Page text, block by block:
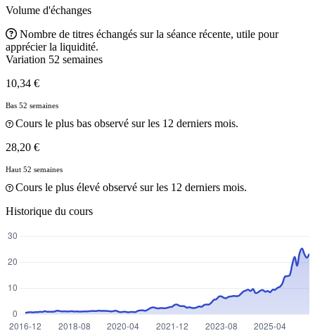
Volume d'échanges
Nombre de titres échangés sur la séance récente, utile pour
apprécier la liquidité.
Variation 52 semaines
10,34 €
Bas 52 semaines
Cours le plus bas observé sur les 12 derniers mois.
28,20 €
Haut 52 semaines
Cours le plus élevé observé sur les 12 derniers mois.
Historique du cours